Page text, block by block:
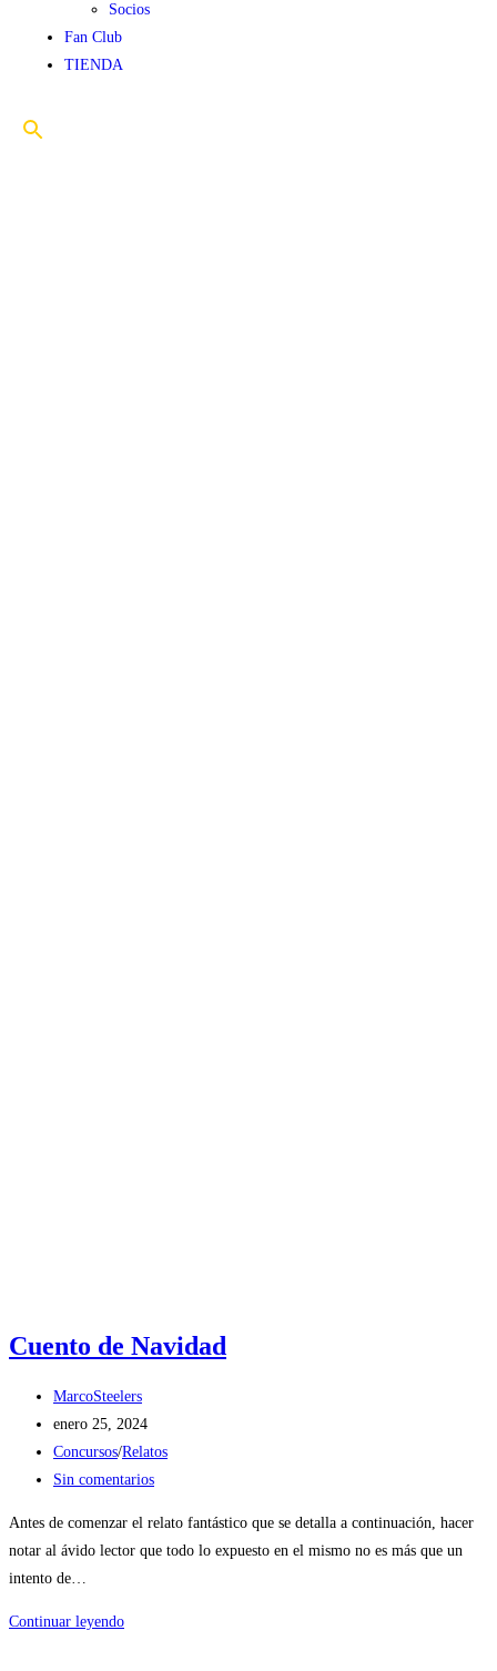
Socios
Fan Club
TIENDA
Cuento de Navidad
MarcoSteelers
enero 25, 2024
Concursos/Relatos
Sin comentarios
Antes de comenzar el relato fantástico que se detalla a continuación, hacer
notar al ávido lector que todo lo expuesto en el mismo no es más que un
intento de…
Continuar leyendo